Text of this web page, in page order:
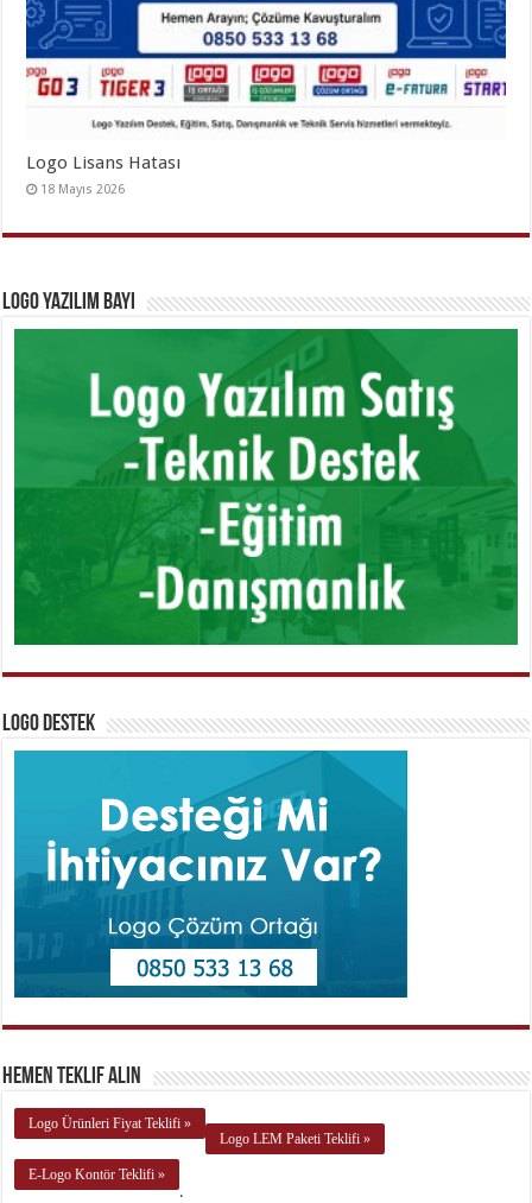
Logo Lisans Hatası
18 Mayıs 2026
Logo Yazılım Bayi
Logo Destek
Hemen Teklif Alın
Logo Ürünleri Fiyat Teklifi »
Logo LEM Paketi Teklifi »
E-Logo Kontör Teklifi »
.